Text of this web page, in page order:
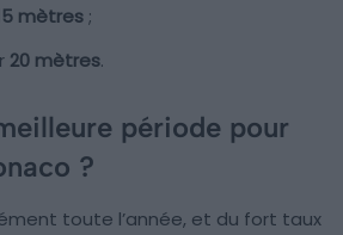
mètres;
20 mètres.
période pour
?
toute l’année, et du fort taux